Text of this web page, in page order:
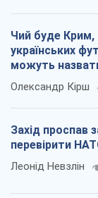
Чий буде Крим,
українських
можуть
Олександр Кірш
Захід проспав
перевірити
Леонід Невзлін